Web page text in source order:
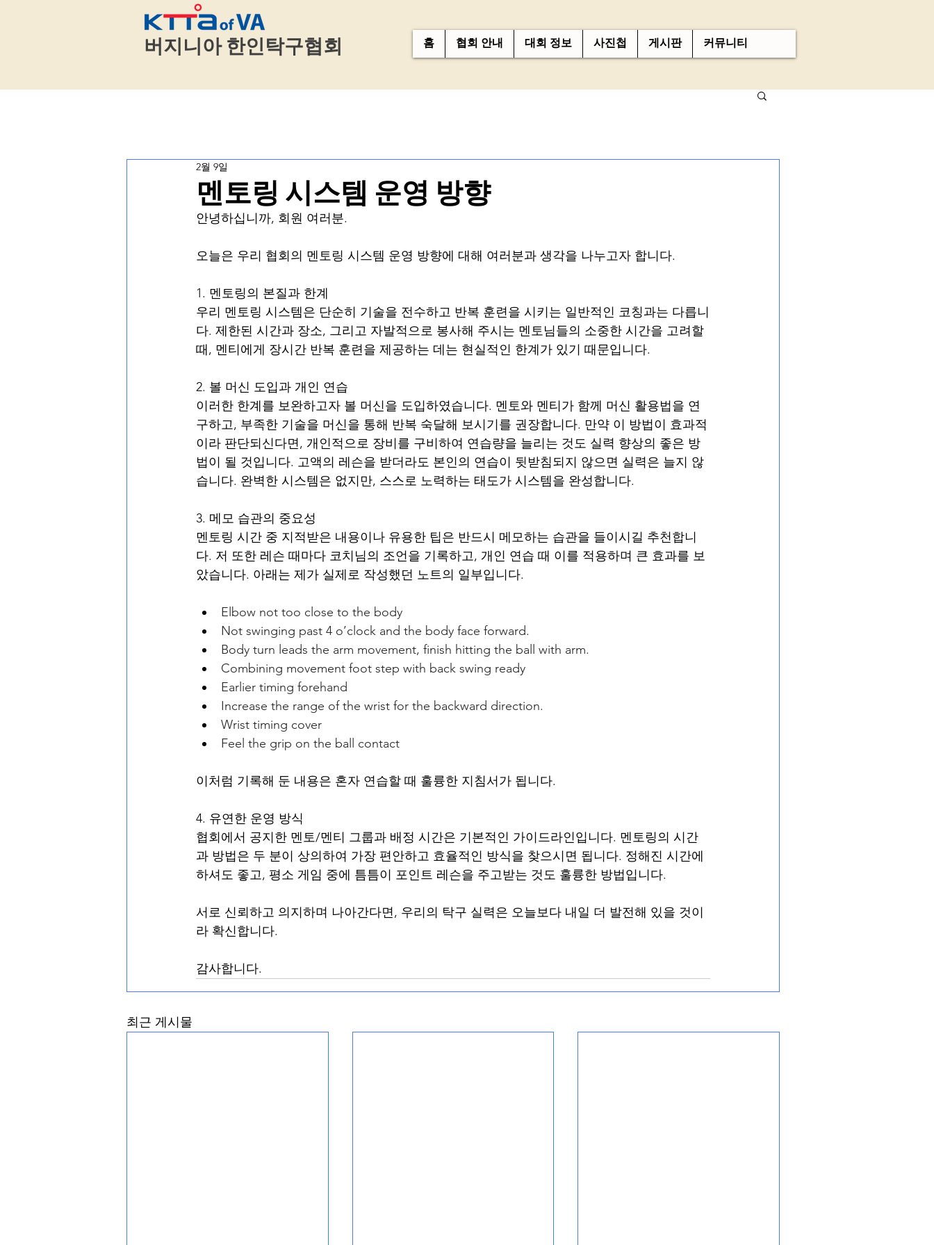
버지니아 한인탁구협회 홈 협회 안내 대회 정보 사진첩 게시판 커뮤니티
멘토링 시스템 운영 방향
2월 9일
안녕하십니까, 회원 여러분.
오늘은 우리 협회의 멘토링 시스템 운영 방향에 대해 여러분과 생각을 나누고자 합니다.
1. 멘토링의 본질과 한계
우리 멘토링 시스템은 단순히 기술을 전수하고 반복 훈련을 시키는 일반적인 코칭과는 다릅니
다. 제한된 시간과 장소, 그리고 자발적으로 봉사해 주시는 멘토님들의 소중한 시간을 고려할
때, 멘티에게 장시간 반복 훈련을 제공하는 데는 현실적인 한계가 있기 때문입니다.
2. 볼 머신 도입과 개인 연습
이러한 한계를 보완하고자 볼 머신을 도입하였습니다. 멘토와 멘티가 함께 머신 활용법을 연
구하고, 부족한 기술을 머신을 통해 반복 숙달해 보시기를 권장합니다. 만약 이 방법이 효과적
이라 판단되신다면, 개인적으로 장비를 구비하여 연습량을 늘리는 것도 실력 향상의 좋은 방
법이 될 것입니다. 고액의 레슨을 받더라도 본인의 연습이 뒷받침되지 않으면 실력은 늘지 않
습니다. 완벽한 시스템은 없지만, 스스로 노력하는 태도가 시스템을 완성합니다.
3. 메모 습관의 중요성
멘토링 시간 중 지적받은 내용이나 유용한 팁은 반드시 메모하는 습관을 들이시길 추천합니
다. 저 또한 레슨 때마다 코치님의 조언을 기록하고, 개인 연습 때 이를 적용하며 큰 효과를 보
았습니다. 아래는 제가 실제로 작성했던 노트의 일부입니다.
Elbow not too close to the body
Not swinging past 4 o’clock and the body face forward.
Body turn leads the arm movement, finish hitting the ball with arm.
Combining movement foot step with back swing ready
Earlier timing forehand
Increase the range of the wrist for the backward direction.
Wrist timing cover
Feel the grip on the ball contact
이처럼 기록해 둔 내용은 혼자 연습할 때 훌륭한 지침서가 됩니다.
4. 유연한 운영 방식
협회에서 공지한 멘토/멘티 그룹과 배정 시간은 기본적인 가이드라인입니다. 멘토링의 시간
과 방법은 두 분이 상의하여 가장 편안하고 효율적인 방식을 찾으시면 됩니다. 정해진 시간에
하셔도 좋고, 평소 게임 중에 틈틈이 포인트 레슨을 주고받는 것도 훌륭한 방법입니다.
서로 신뢰하고 의지하며 나아간다면, 우리의 탁구 실력은 오늘보다 내일 더 발전해 있을 것이
라 확신합니다.
감사합니다.
최근 게시물